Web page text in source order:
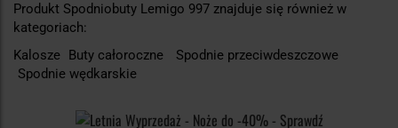
Produkt Spodniobuty Lemigo 997 znajduje się również w
kategoriach:
Kalosze Buty całoroczne
Spodnie przeciwdeszczowe
Spodnie wędkarskie